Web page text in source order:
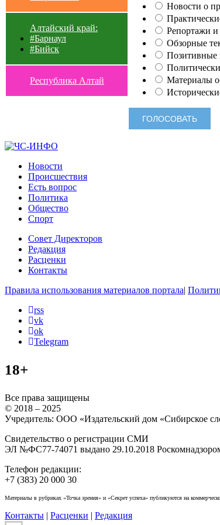
Алтайский край:
#Барнаул
#Бийск
Республика Алтай
Новости о
Репортажи и
Обзорные
Позитивные
Материалы
Новости
Происшествия
Есть вопрос
Политика
Общество
Спорт
Совет Директоров
Редакция
Расценки
Контакты
Правила использования материалов портала|
rss
vk
ok
Telegram
18+
Все права защищены
© 2018 – 2025
Учредитель: ООО «Издательский дом «Сибирское
Свидетельство о регистрации СМИ
ЭЛ №ФС77-74071 выдано 29.10.2018
Телефон редакции:
+7 (383) 20 000 30
Материалы в рубриках «Точка зрения» и «Секрет успеха» публикуются на
Контакты | Расценки | Редакция